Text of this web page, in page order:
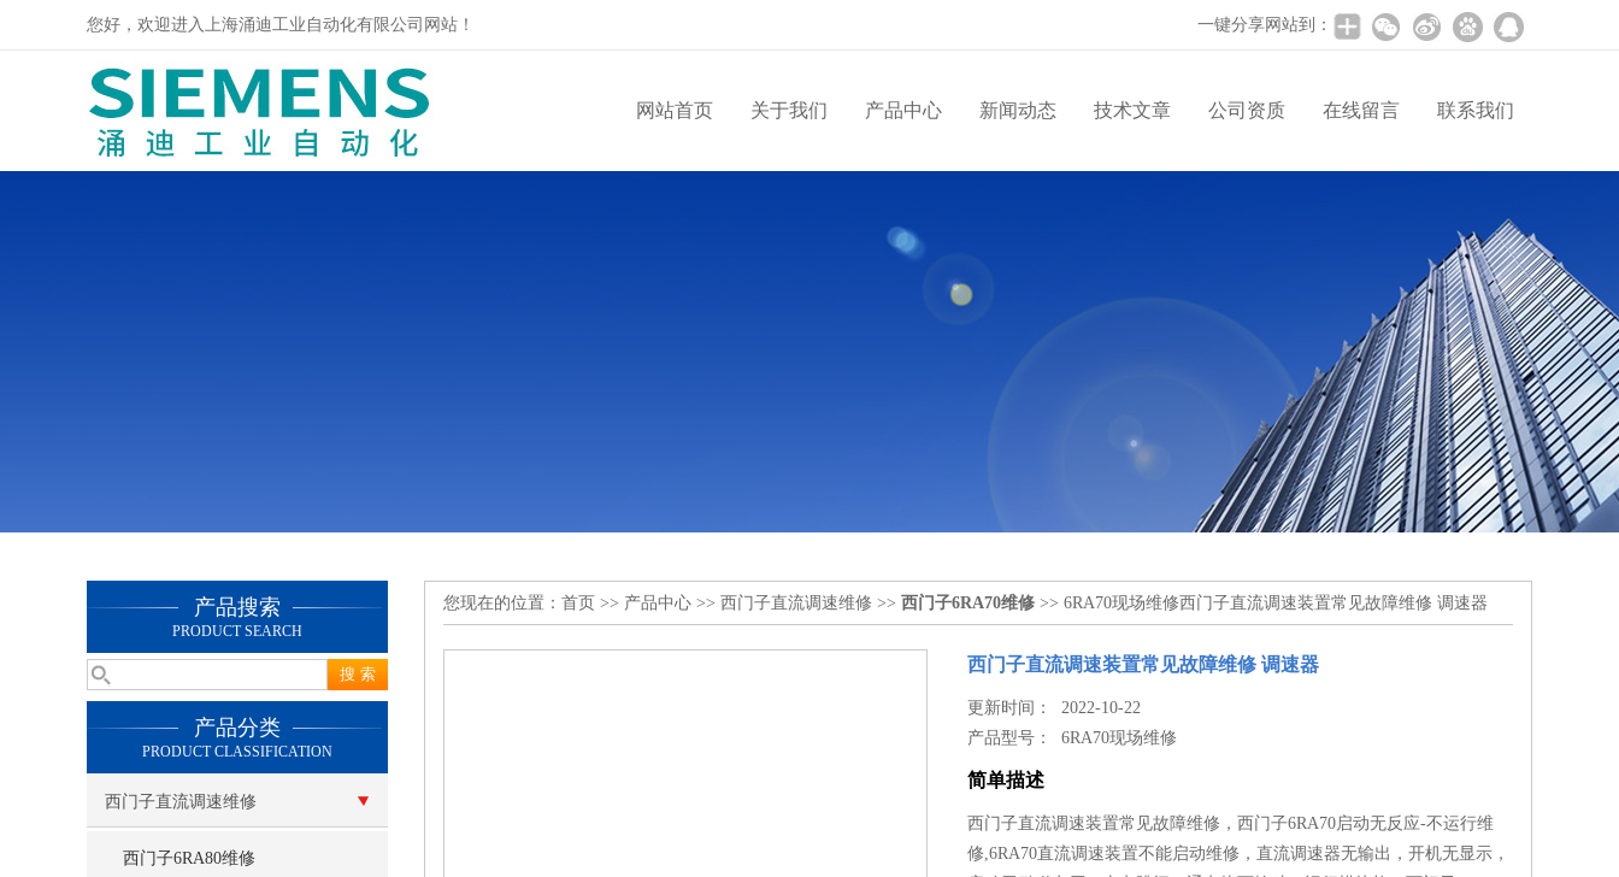
您好，欢迎进入上海涌迪工业自动化有限公司网站！ 一键分享网站到：
网站首页 关于我们 产品中心 新闻动态 技术文章 公司资质 在线留言 联系我们
产品搜索
PRODUCT SEARCH
产品分类
PRODUCT CLASSIFICATION
西门子直流调速维修
西门子6RA80维修
您现在的位置： 首页 >> 产品中心 >> 西门子直流调速维修 >> 西门子6RA70维修 >> 6RA70现场维修西门子直流调速装置常见故障维修 调速器
西门子直流调速装置常见故障维修 调速器
更新时间： 2022-10-22
产品型号：6RA70现场维修
简单描述
西门子直流调速装置常见故障维修，西门子6RA70启动无反应-不运行维
修,6RA70直流调速装置不能启动维修，直流调速器无输出，开机无显示，